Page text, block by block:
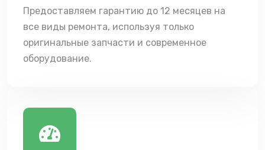
Предоставляем гарантию до 12 месяцев на
все виды ремонта, используя только
оригинальные запчасти и современное
оборудование.